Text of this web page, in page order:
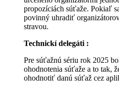
propozíciách súťaže. Pokiaľ
povinný uhradiť
stravou.
Technickí delegáti :
Pre súťažnú sériu rok 2025
ohodnotenia súťaže a to tak,
ohodnotiť danú súťaž cez